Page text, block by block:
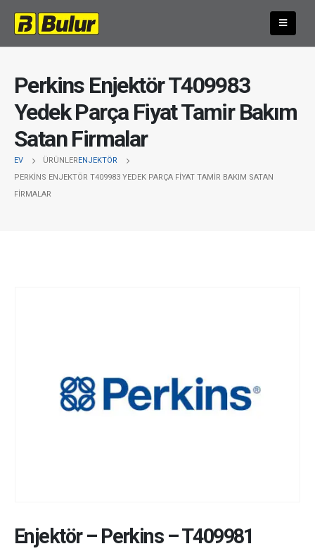
Perkins Enjektör T409983
Yedek Parça Fiyat Tamir Bakım
Satan Firmalar
EV ÜRÜNLERENJEKTÖR
PERKINS ENJEKTÖR T409983 YEDEK PARÇA FIYAT TAMIR BAKIM SATAN
FIRMALAR
Enjektör– Perkins–T409981